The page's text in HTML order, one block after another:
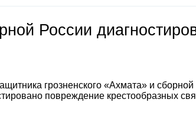
России
грозненского «Ахмата» и
повреждение крестообразных